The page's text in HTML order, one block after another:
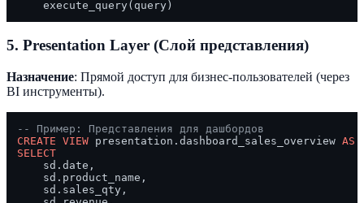
5. Presentation Layer (Слой представления)
Назначение: Прямой доступ для бизнес-пользователей (через
BI инструменты).
-- Пример: Представления для дашбордов
CREATE VIEW presentation.dashboard_sales_overview AS
SELECT
    sd.date,
    sd.product_name,
    sd.sales_qty,